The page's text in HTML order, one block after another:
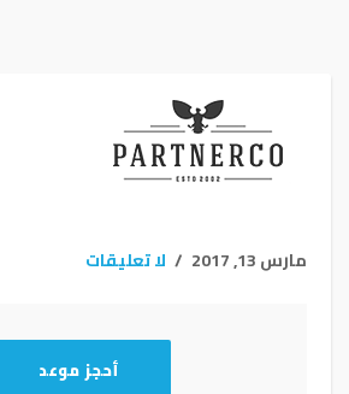
مارس 13, 2017 لا تعليقات
أحجز موعد